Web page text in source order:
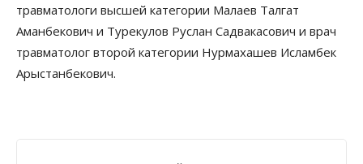
травматологи высшей категории Малаев Талгат
Аманбекович и Турекулов Руслан Садвакасович и врач
травматолог второй категории Нурмахашев Исламбек
Арыстанбекович.